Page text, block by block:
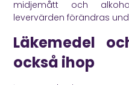
midjemått och
levervärden förändras
Läkemedel
också ihop